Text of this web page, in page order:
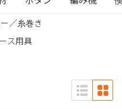
／糸巻き
ス用具